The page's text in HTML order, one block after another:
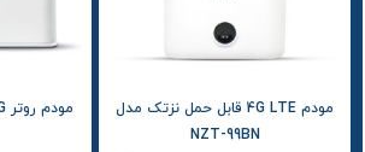
مودم 4G LTE قابل حمل نزتک مدل
NZT-99BN
مودم روتر 4G نزتک مدل GTX1000